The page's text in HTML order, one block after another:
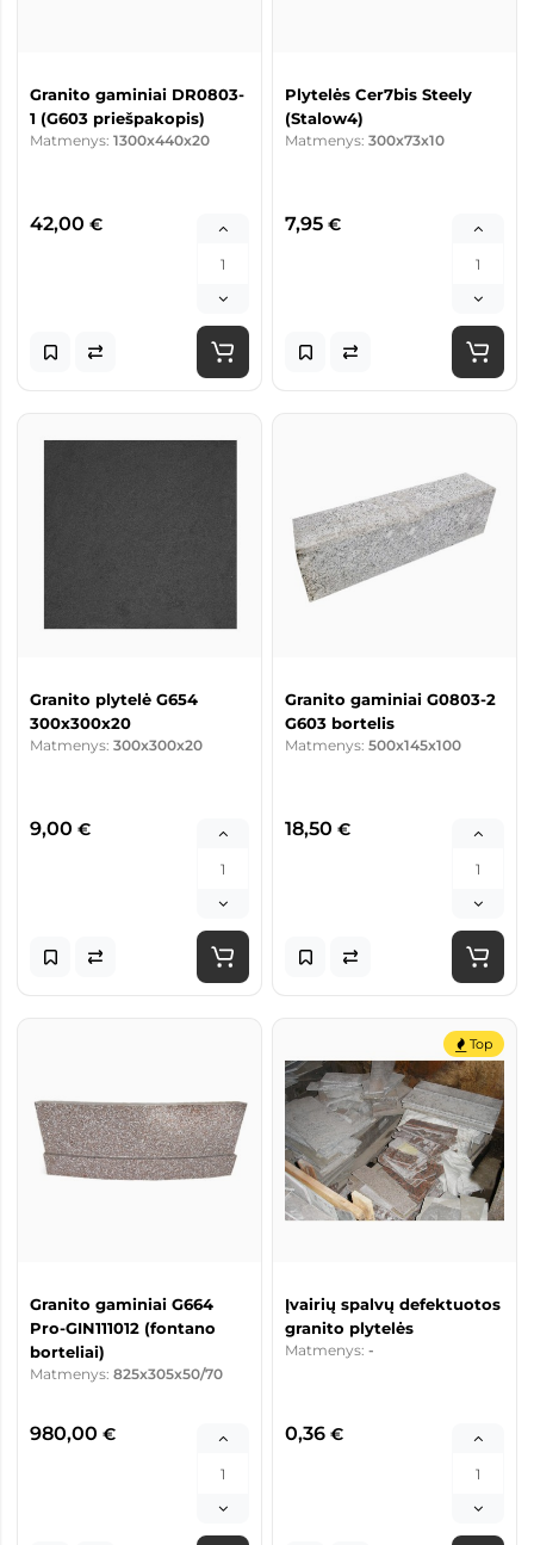
Granito gaminiai DR0803-
1 (G603 priešpakopis)
Matmenys: 1300x440x20
42,00 €
Plytelės Cer7bis Steely
(Stalow4)
Matmenys: 300x73x10
7,95 €
Granito plytelė G654
300x300x20
Matmenys: 300x300x20
9,00 €
Granito gaminiai G0803-2
G603 bortelis
Matmenys: 500x145x100
18,50 €
Granito gaminiai G664
Pro-GIN111012 (fontano
borteliai)
Matmenys: 825x305x50/70
980,00 €
Top
Įvairių spalvų defektuotos
granito plytelės
Matmenys: -
0,36 €